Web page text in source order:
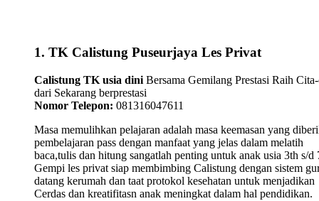
1. TK Calistung Puseurjaya Les Privat
Calistung TK usia dini Bersama Gemilang Prestasi Raih
dari Sekarang berprestasi
Nomor Telepon: 081316047611
Masa memulihkan pelajaran adalah masa keemasan yang
pembelajaran pass dengan manfaat yang jelas dalam melatih
baca,tulis dan hitung sangatlah penting untuk anak usia 3th s/d
Gempi les privat siap membimbing Calistung dengan sistem
datang kerumah dan taat protokol kesehatan untuk menjadikan
Cerdas dan kreatifitasn anak meningkat dalam hal pendidikan.